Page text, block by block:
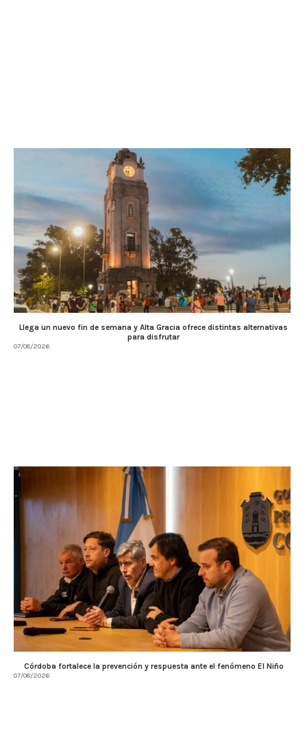
Llega un nuevo fin de semana y Alta Gracia ofrece distintas alternativas
para disfrutar
07/08/2026
Córdoba fortalece la prevención y respuesta ante el fenómeno El Niño
07/08/2026